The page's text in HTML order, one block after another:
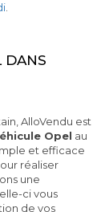
DANS
AlloVendu est
Opel au
et efficace
réaliser
une
ci vous
de vos